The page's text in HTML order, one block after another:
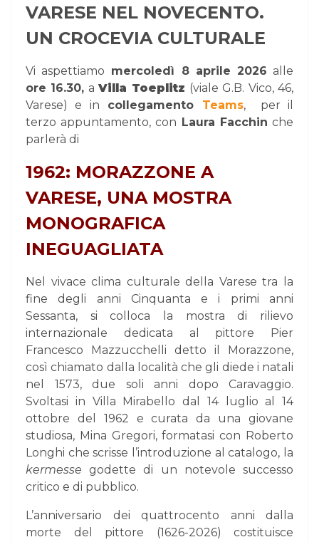
VARESE NEL NOVECENTO.
UN CROCEVIA CULTURALE
Vi aspettiamo mercoledì 8 aprile 2026 alle
ore 16.30, aVilla Toeplitz (viale G.B. Vico, 46,
Varese) e in collegamento Teams,
per il
terzo appuntamento, con Laura Facchin che
parlerà di
1962: MORAZZONE A
VARESE, UNA MOSTRA
MONOGRAFICA
INEGUAGLIATA
Nel vivace clima culturale della Varese tra la
fine degli anni Cinquanta e i primi anni
Sessanta, si colloca la mostra di rilievo
internazionale dedicata al pittore Pier
Francesco Mazzucchelli detto il Morazzone,
così chiamato dalla località che gli diede i natali
nel 1573, due soli anni dopo Caravaggio.
Svoltasi in Villa Mirabello dal 14 luglio al 14
ottobre del 1962 e curata da una giovane
studiosa, Mina Gregori, formatasi con Roberto
Longhi che scrisse l’introduzione al catalogo, la
kermesse godette di un notevole successo
critico e di pubblico.
L’anniversario dei quattrocento anni dalla
morte del pittore (1626-2026) costituisce